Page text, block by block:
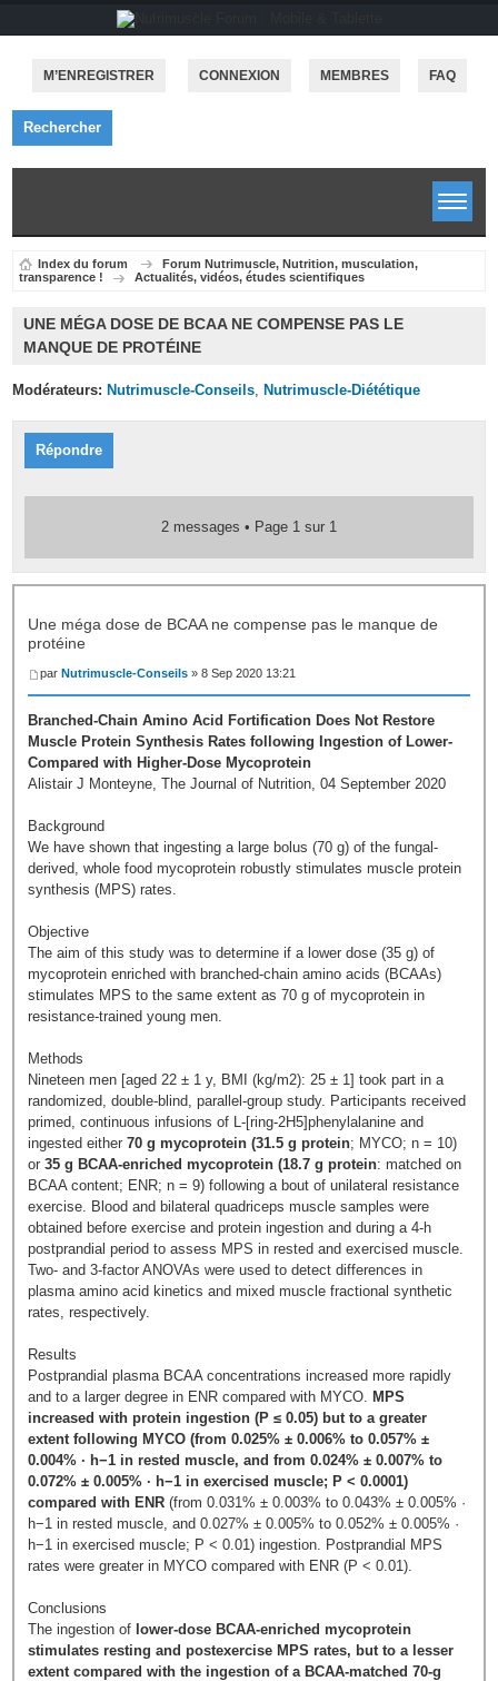
M’ENREGISTRER CONNEXION MEMBRES FAQ
Rechercher
Index du forum
Forum Nutrimuscle, Nutrition, musculation,
transparence !
Actualités, vidéos, études scientifiques
UNE MÉGA DOSE DE BCAA NE COMPENSE PAS LE
MANQUE DE PROTÉINE
Modérateurs: Nutrimuscle-Conseils ,Nutrimuscle-Diététique
Répondre
2 messages • Page 1 sur 1
Une méga dose de BCAA ne compense pas le manque de
protéine
parNutrimuscle-Conseils » 8 Sep 2020 13:21
Branched-Chain Amino Acid Fortification Does Not Restore
Muscle Protein Synthesis Rates following Ingestion of Lower-
Compared with Higher-Dose Mycoprotein
Alistair J Monteyne, The Journal of Nutrition, 04 September 2020
Background
We have shown that ingesting a large bolus (70 g) of the fungal-
derived, whole food mycoprotein robustly stimulates muscle protein
synthesis (MPS) rates.
Objective
The aim of this study was to determine if a lower dose (35 g) of
mycoprotein enriched with branched-chain amino acids (BCAAs)
stimulates MPS to the same extent as 70 g of mycoprotein in
resistance-trained young men.
Methods
Nineteen men [aged 22 ± 1 y, BMI (kg/m2): 25 ± 1] took part in a
randomized, double-blind, parallel-group study. Participants received
primed, continuous infusions of L-[ring-2H5]phenylalanine and
ingested either70 g mycoprotein (31.5 g protein; MYCO; n = 10)
or35 g BCAA-enriched mycoprotein (18.7 g protein: matched on
BCAA content; ENR; n = 9) following a bout of unilateral resistance
exercise. Blood and bilateral quadriceps muscle samples were
obtained before exercise and protein ingestion and during a 4-h
postprandial period to assess MPS in rested and exercised muscle.
Two- and 3-factor ANOVAs were used to detect differences in
plasma amino acid kinetics and mixed muscle fractional synthetic
rates, respectively.
Results
Postprandial plasma BCAA concentrations increased more rapidly
and to a larger degree in ENR compared with MYCO.MPS
increased with protein ingestion (P ≤ 0.05) but to a greater
extent following MYCO (from 0.025% ± 0.006% to 0.057% ±
0.004% · h−1 in rested muscle, and from 0.024% ± 0.007% to
0.072% ± 0.005% · h−1 in exercised muscle; P < 0.0001)
compared with ENR (from 0.031% ± 0.003% to 0.043% ± 0.005% ·
h−1 in rested muscle, and 0.027% ± 0.005% to 0.052% ± 0.005% ·
h−1 in exercised muscle; P < 0.01) ingestion. Postprandial MPS
rates were greater in MYCO compared with ENR (P < 0.01).
Conclusions
The ingestion of lower-dose BCAA-enriched mycoprotein
stimulates resting and postexercise MPS rates, but to a lesser
extent compared with the ingestion of a BCAA-matched 70-g